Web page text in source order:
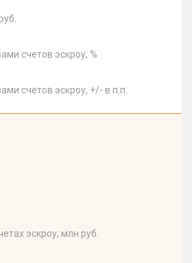
счетов эскроу, %
счетов эскроу, +/- в п.п.
эскроу, млн руб.